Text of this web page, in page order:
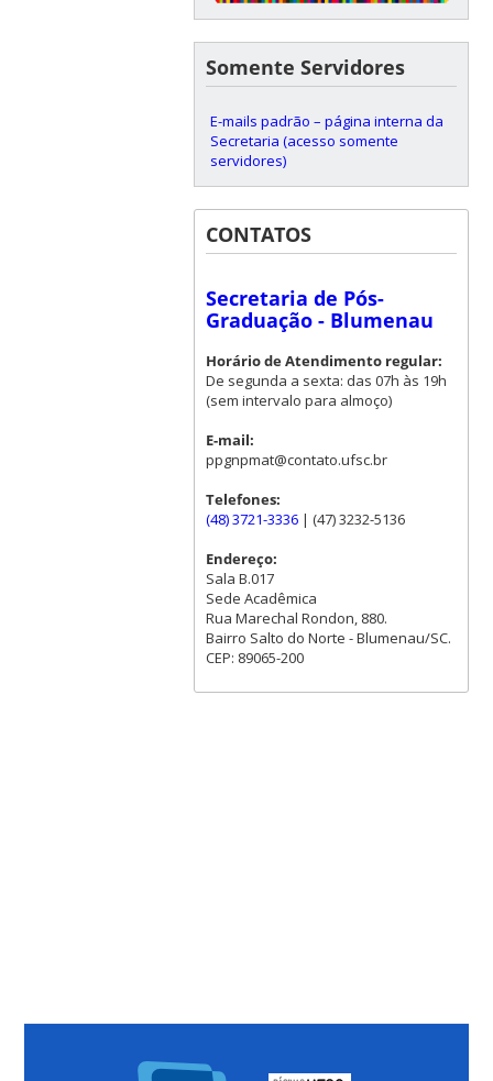
Somente Servidores
E-mails padrão – página interna da
Secretaria (acesso somente
servidores)
CONTATOS
Secretaria de Pós-
Graduação - Blumenau
Horário de Atendimento regular:
De segunda a sexta: das 07h às 19h
(sem intervalo para almoço)
E-mail:
ppgnpmat@contato.ufsc.br
Telefones:
(48) 3721-3336| (47) 3232-5136
Endereço:
Sala B.017
Sede Acadêmica
Rua Marechal Rondon, 880.
Bairro Salto do Norte - Blumenau/SC.
CEP: 89065-200